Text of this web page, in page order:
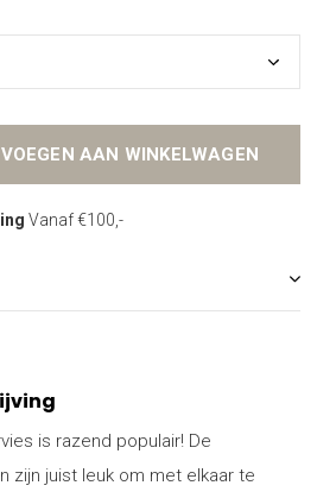
AAN WINKELWAGEN
Vanaf €100,-
is razend populair! De
zijn juist leuk om met elkaar te